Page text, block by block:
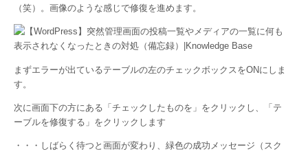
（笑）。画像のような感じで修復を進めます。
まずエラーが出ているテーブルの左のチェックボックスをONにしま
す。
次に画面下の方にある「チェックしたものを」をクリックし、「テ
ーブルを修復する」をクリックします
・・・しばらく待つと画面が変わり、緑色の成功メッセージ（スク